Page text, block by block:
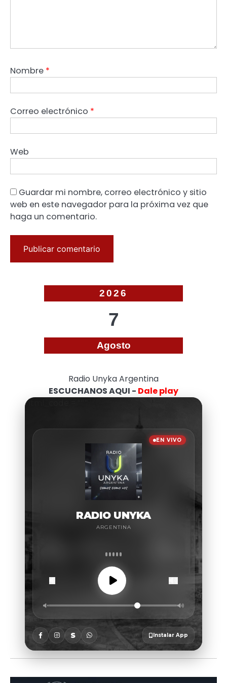
Nombre *
Correo electrónico *
Web
Guardar mi nombre, correo electrónico y sitio
web en este navegador para la próxima vez que
haga un comentario.
2026
7
Agosto
Radio Unyka Argentina
ESCUCHANOS AQUI - Dale play